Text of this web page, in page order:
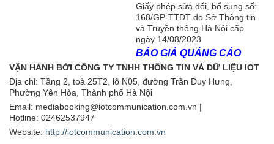
Giấy phép sửa đổi, bổ sung số:
168/GP-TTĐT do Sở Thông tin
và Truyền thông Hà Nội cấp
ngày 14/08/2023
BÁO GIÁ QUẢNG CÁO
VẬN HÀNH BỞI CÔNG TY TNHH THÔNG TIN VÀ DỮ LIỆU IOT
Địa chỉ: Tầng 2, toà 25T2, lô N05, đường Trần Duy Hưng,
Phường Yên Hòa, Thành phố Hà Nội
Email: mediabooking@iotcommunication.com.vn |
Hotline: 02462537947
Website: http://iotcommunication.com.vn